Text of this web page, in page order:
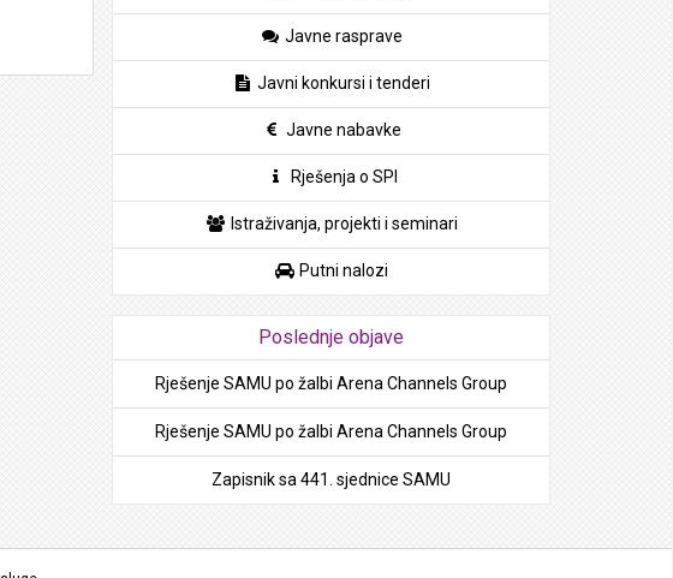
Javne rasprave
Javni konkursi i tenderi
Javne nabavke
Rješenja o SPI
Istraživanja, projekti i seminari
Putni nalozi
Poslednje objave
Rješenje SAMU po žalbi Arena Channels Group
Rješenje SAMU po žalbi Arena Channels Group
Zapisnik sa 441. sjednice SAMU